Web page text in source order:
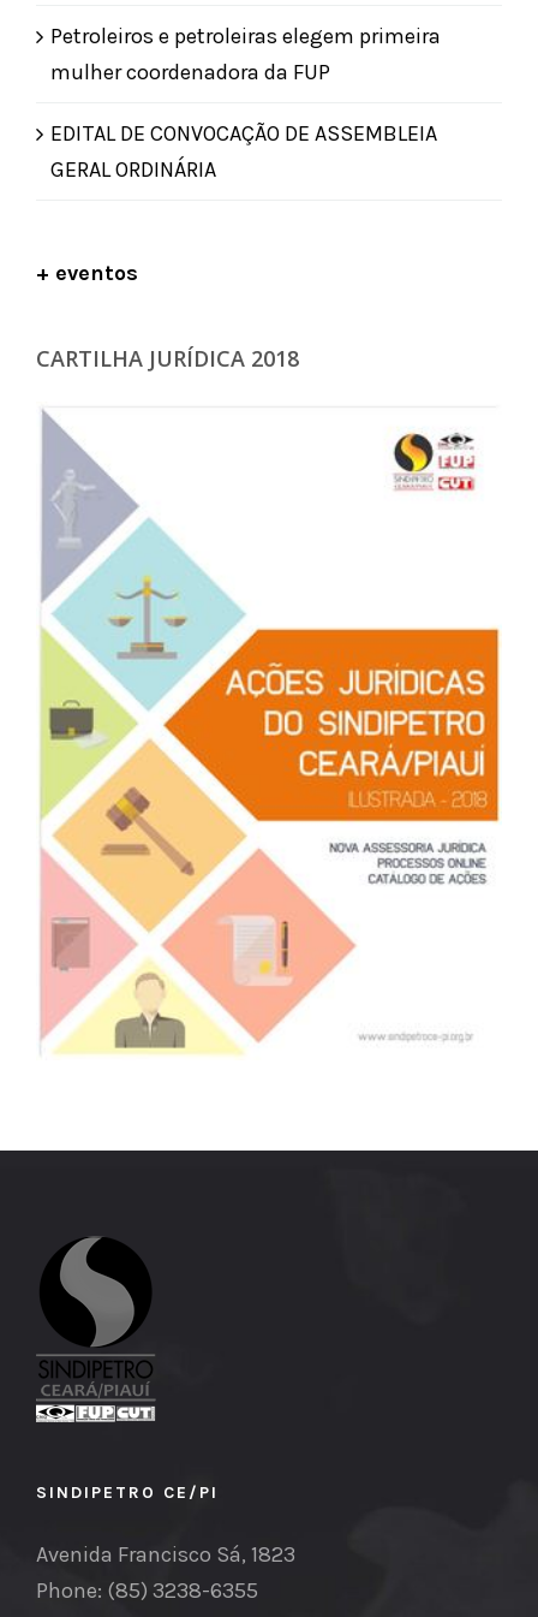
Petroleiros e petroleiras elegem primeira
mulher coordenadora da FUP
EDITAL DE CONVOCAÇÃO DE ASSEMBLEIA
GERAL ORDINÁRIA
+ eventos
CARTILHA JURÍDICA 2018
SINDIPETRO CE/PI
Avenida Francisco Sá, 1823
Phone: (85) 3238-6355